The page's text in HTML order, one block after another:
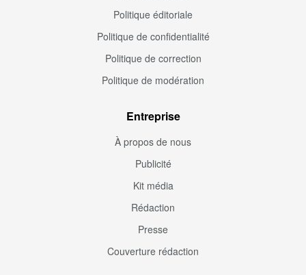
Politique éditoriale
Politique de confidentialité
Politique de correction
Politique de modération
Entreprise
À propos de nous
Publicité
Kit média
Rédaction
Presse
Couverture rédaction